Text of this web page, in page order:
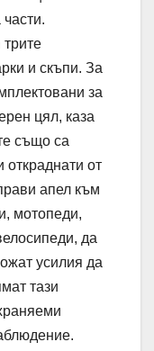
и скъпи. За
за
цял, каза
също са
откраднати от
апел към
мотопеди,
да
усилия да
тази